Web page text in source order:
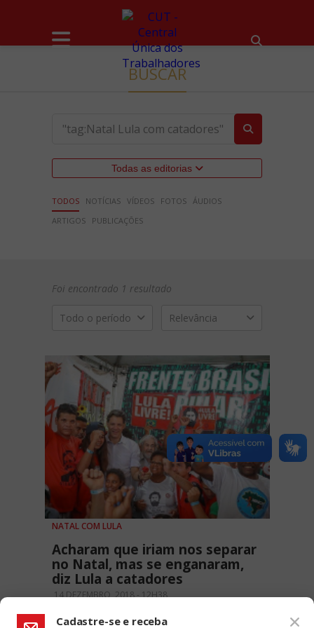
BUSCAR
Todas as editorias
TODOS NOTÍCIAS VÍDEOS FOTOS ÁUDIOS
ARTIGOS
PUBLICAÇÕES
Foi encontrado 1 resultado
Todo o período Relevância
NATAL COM LULA
Acharam que iriam nos separar
no Natal, mas se enganaram,
diz Lula a catadores
14 DEZEMBRO, 2018 - 12H38
Cadastre-se e receba